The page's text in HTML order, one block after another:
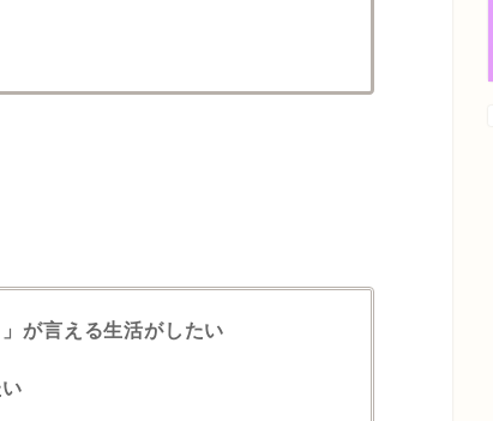
が言える生活がしたい